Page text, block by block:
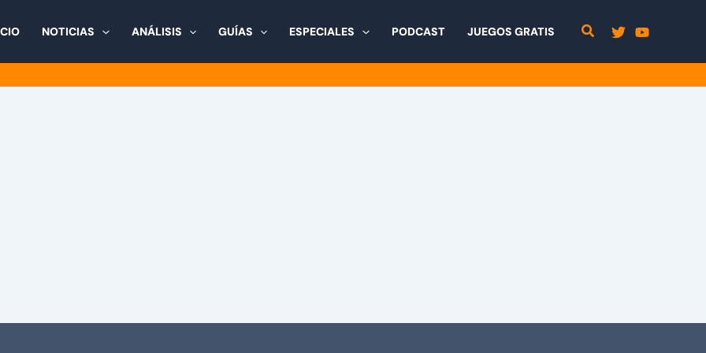
NOTICIAS ANÁLISIS GUÍAS ESPECIALES PODCAST JUEGOS GRATIS